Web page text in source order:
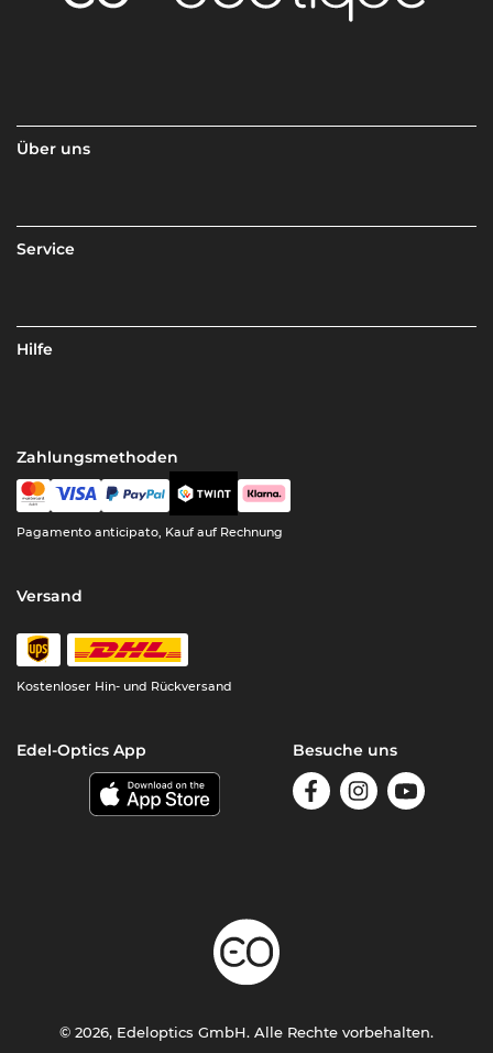
Über uns
Service
Hilfe
Zahlungsmethoden
Pagamento anticipato, Kauf auf Rechnung
Versand
Kostenloser Hin- und Rückversand
Edel-Optics App Besuche uns
© 2026, Edeloptics GmbH. Alle Rechte vorbehalten.